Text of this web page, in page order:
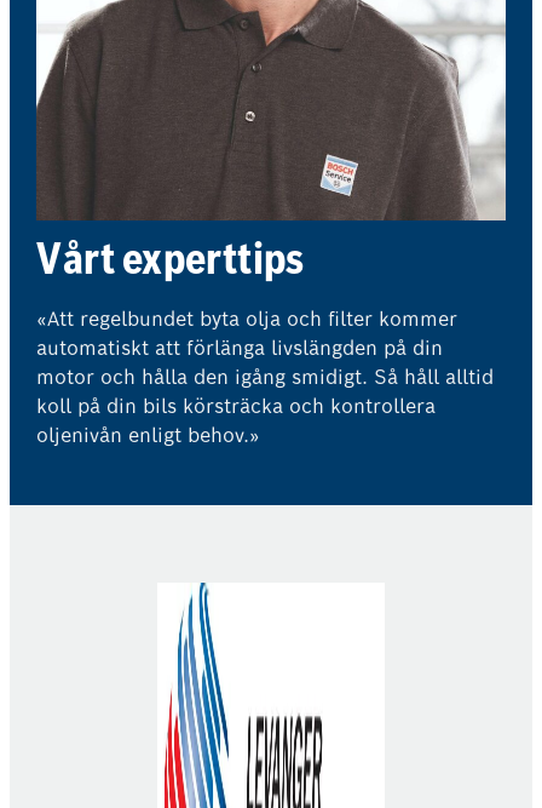
Vårt experttips
«Att regelbundet byta olja och filter kommer
automatiskt att förlänga livslängden på din
motor och hålla den igång smidigt. Så håll alltid
koll på din bils körsträcka och kontrollera
oljenivån enligt behov.»